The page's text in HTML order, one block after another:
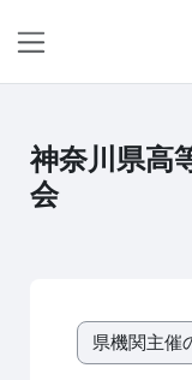
神奈川県高
会
コースカテゴ